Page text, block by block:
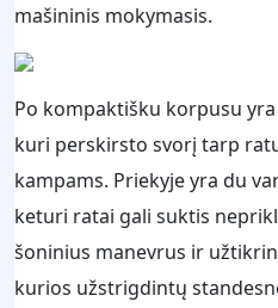
mašininis mokymasis.
Po kompaktišku korpusu
kuri perskirsto svorį tarp
kampams. Priekyje yra du
keturi ratai gali suktis
šoninius manevrus ir
kurios užstrigdintų